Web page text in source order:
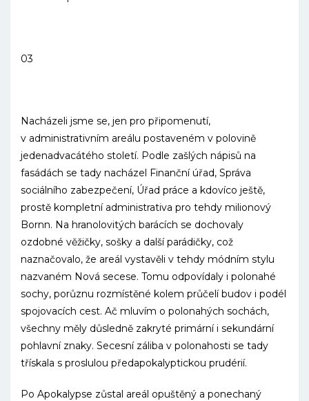
03
Nacházeli jsme se, jen pro připomenutí,
v administrativním areálu postaveném v polovině
jedenadvacátého století. Podle zašlých nápisů na
fasádách se tady nacházel Finanční úřad, Správa
sociálního zabezpečení, Úřad práce a kdovíco ještě,
prostě kompletní administrativa pro tehdy milionový
Bornn. Na hranolovitých barácích se dochovaly
ozdobné věžičky, sošky a další parádičky, což
naznačovalo, že areál vystavěli v tehdy módním stylu
nazvaném Nová secese. Tomu odpovídaly i polonahé
sochy, porůznu rozmístěné kolem průčelí budov i podél
spojovacích cest. Ač mluvím o polonahých sochách,
všechny měly důsledně zakryté primární i sekundární
pohlavní znaky. Secesní záliba v polonahosti se tady
třískala s proslulou předapokalyptickou prudérií.
Po Apokalypse zůstal areál opuštěný a ponechaný